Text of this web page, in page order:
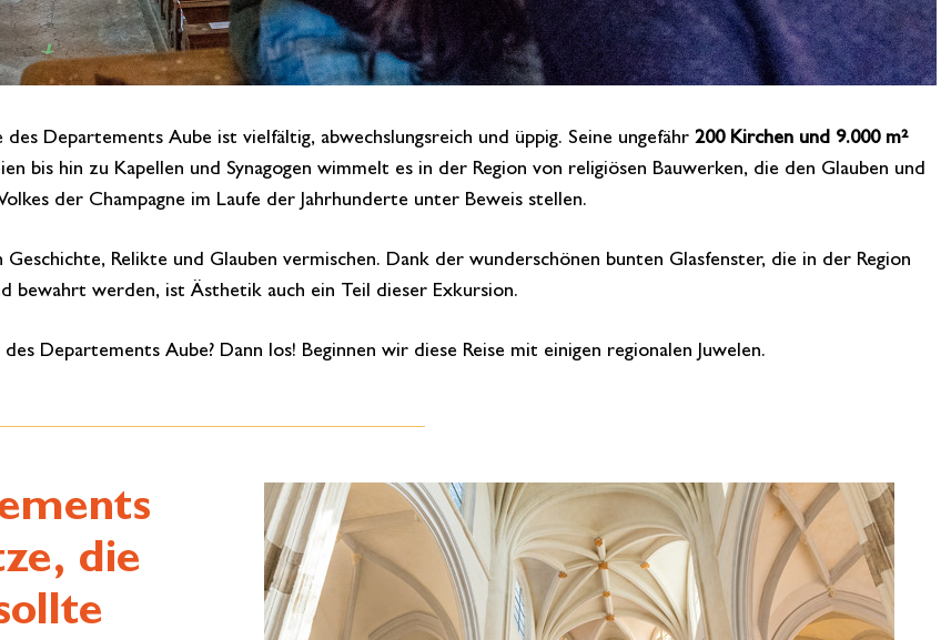
Departements Aube ist vielfältig, abwechslungsreich und üppig. Seine ungefähr 200 Kirchen und 9.000 m²
bis hin zu Kapellen und Synagogen wimmelt es in der Region von religiösen Bauwerken, die den Glauben und
der Champagne im Laufe der Jahrhunderte unter Beweis stellen.
Relikte und Glauben vermischen. Dank der wunderschönen bunten Glasfenster, die in der Region
bewahrt werden, ist Ästhetik auch ein Teil dieser Exkursion.
Departements Aube? Dann los! Beginnen wir diese Reise mit einigen regionalen Juwelen.
die